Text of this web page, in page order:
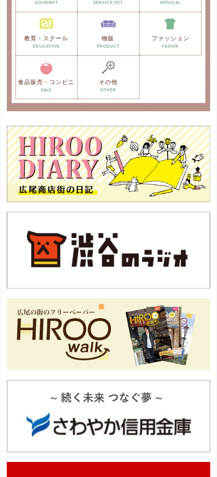
GOURMET SERVICE,PET MEDICAL
教育・スクール
EDUCATION
物販
PRODUCT
ファッション
FASION
食品販売・コンビニ
SALE
その他
OTHER